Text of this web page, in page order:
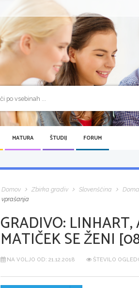
MATURA ŠTUDIJ FORUM
Domov Zbirka gradiv Slovenščina
vprašanja
GRADIVO: LINHART,
MATIČEK SE ŽENI
NA VOLJO OD: 21.12.2018 ŠTEVILO